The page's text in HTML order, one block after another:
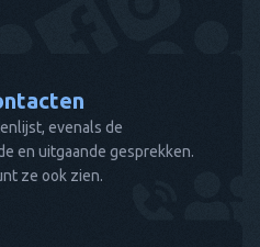
evenals de
en uitgaande gesprekken.
ze ook zien.